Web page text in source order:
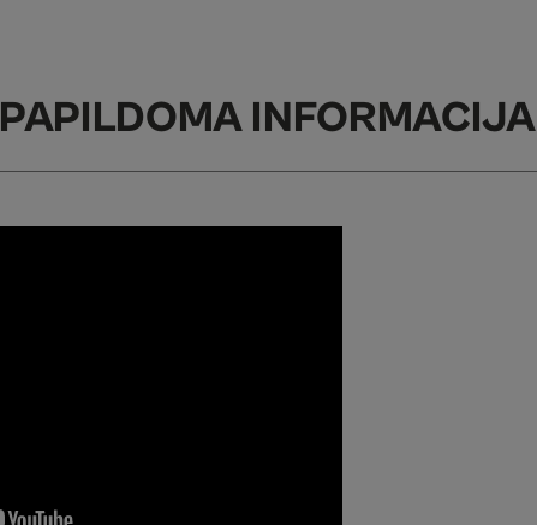
PAPILDOMA INFORMACIJA